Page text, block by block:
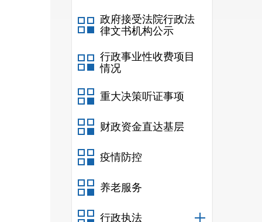
政府接受法院行政法
律文书机构公示
行政事业性收费项目
情况
重大决策听证事项
财政资金直达基层
疫情防控
养老服务
行政执法